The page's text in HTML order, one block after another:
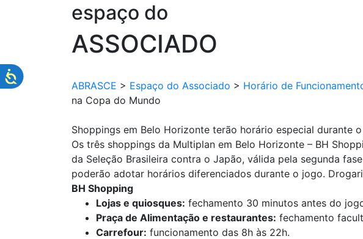
espaço do
ASSOCIADO
ABRASCE > Espaço do Associado > Horário de
na Copa do Mundo
Shoppings em Belo Horizonte terão horário especial durante
Os três shoppings da Multiplan em Belo Horizonte – BH
da Seleção Brasileira contra o Japão, válida pela segunda
poderão adotar horários diferenciados durante o jogo.
BH Shopping
Lojas e quiosques: fechamento 30 minutos antes do
Praça de Alimentação e restaurantes: fechamento
Carrefour: funcionamento das 8h às 22h.